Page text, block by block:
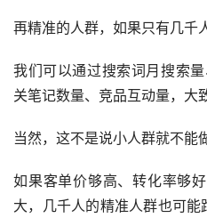
再精准的人群，如果只有几千
我们可以通过搜索词月搜索
关笔记数量、竞品互动量，大
当然，这不是说小人群就不能
如果客单价够高、转化率够
大，几千人的精准人群也可